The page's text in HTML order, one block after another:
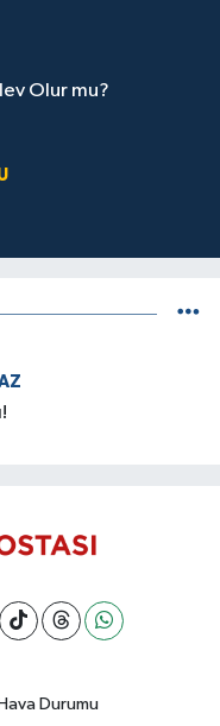
Olur mu?
Durumu